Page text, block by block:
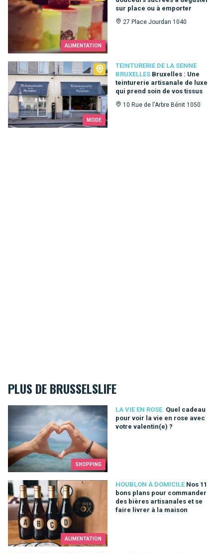
ALIMENTATION
sur place ou à emporter
27 Place Jourdan 1040
MODE
TEINTURERIE DE LA SENNE
BRUXELLES Bruxelles : Une
teinturerie artisanale de luxe
qui prend soin de vos tissus
10 Rue de l'Arbre Bénit 1050
Teinturerie de la Senne Bruxelles
PLUS DE BRUSSELSLIFE
SHOPPING
LA VIE EN ROSE. Quel cadeau
pour voir la vie en rose avec
votre valentin(e) ?
Quel cadeau pour voir la vie en rose avec votre valentin(e) ?
ALIMENTATION
HOUBLON À DOMICILE Nos 11
bons plans pour commander
des bières artisanales et se
faire livrer à la maison
Nos 11 bons plans pour commander des bières artisanales